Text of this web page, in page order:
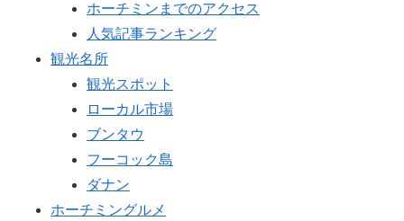
ホーチミンまでのアクセス
人気記事ランキング
観光名所
観光スポット
ローカル市場
ブンタウ
フーコック島
ダナン
ホーチミングルメ